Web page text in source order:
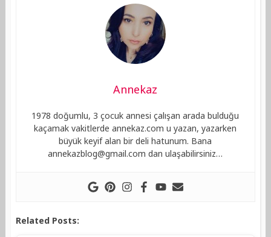
Annekaz
1978 doğumlu, 3 çocuk annesi çalışan arada bulduğu
kaçamak vakitlerde annekaz.com u yazan, yazarken
büyük keyif alan bir deli hatunum. Bana
annekazblog@gmail.com dan ulaşabilirsiniz…
Related Posts: